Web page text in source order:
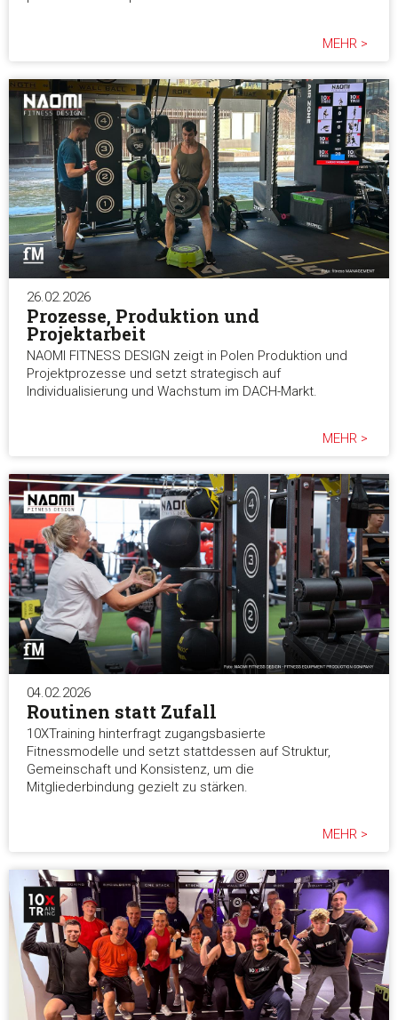
MEHR >
26.02.2026
Prozesse, Produktion und
Projektarbeit
NAOMI FITNESS DESIGN zeigt in Polen Produktion und
Projektprozesse und setzt strategisch auf
Individualisierung und Wachstum im DACH-Markt.
MEHR >
04.02.2026
Routinen statt Zufall
10XTraining hinterfragt zugangsbasierte
Fitnessmodelle und setzt stattdessen auf Struktur,
Gemeinschaft und Konsistenz, um die
Mitgliederbindung gezielt zu stärken.
MEHR >